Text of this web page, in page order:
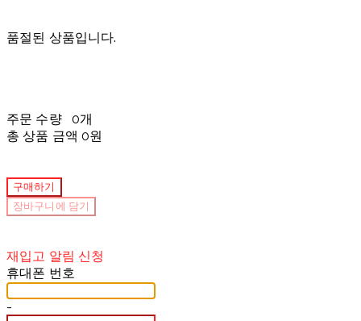
품절된 상품입니다.
주문 수량
0개
총 상품 금액 0원
구매하기
장바구니에 담기
재입고 알림 신청
휴대폰 번호
-